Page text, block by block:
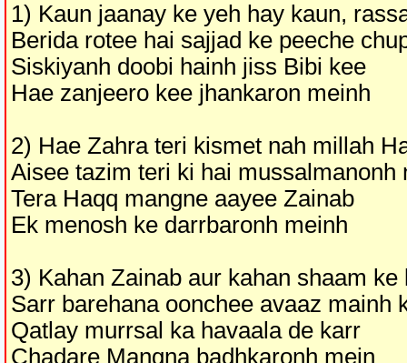
1) Kaun jaanay ke yeh hay kaun,
Berida rotee hai sajjad ke peeche
Siskiyanh doobi hainh jiss Bibi kee
Hae zanjeero kee jhankaron meinh
2) Hae Zahra teri kismet nah millah
Aisee tazim teri ki hai mussalmanonh
Tera Haqq mangne aayee Zainab
Ek menosh ke darrbaronh meinh
3) Kahan Zainab aur kahan shaam
Sarr barehana oonchee avaaz mainh
Qatlay murrsal ka havaala de karr
Chadare Mangna badhkaronh mein